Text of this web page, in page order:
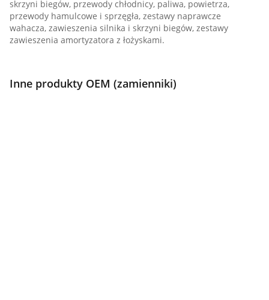
skrzyni biegów, przewody chłodnicy, paliwa, powietrza,
przewody hamulcowe i sprzęgła, zestawy naprawcze
wahacza, zawieszenia silnika i skrzyni biegów, zestawy
zawieszenia amortyzatora z łożyskami.
Inne produkty OEM (zamienniki)